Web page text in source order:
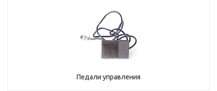
Педали управления